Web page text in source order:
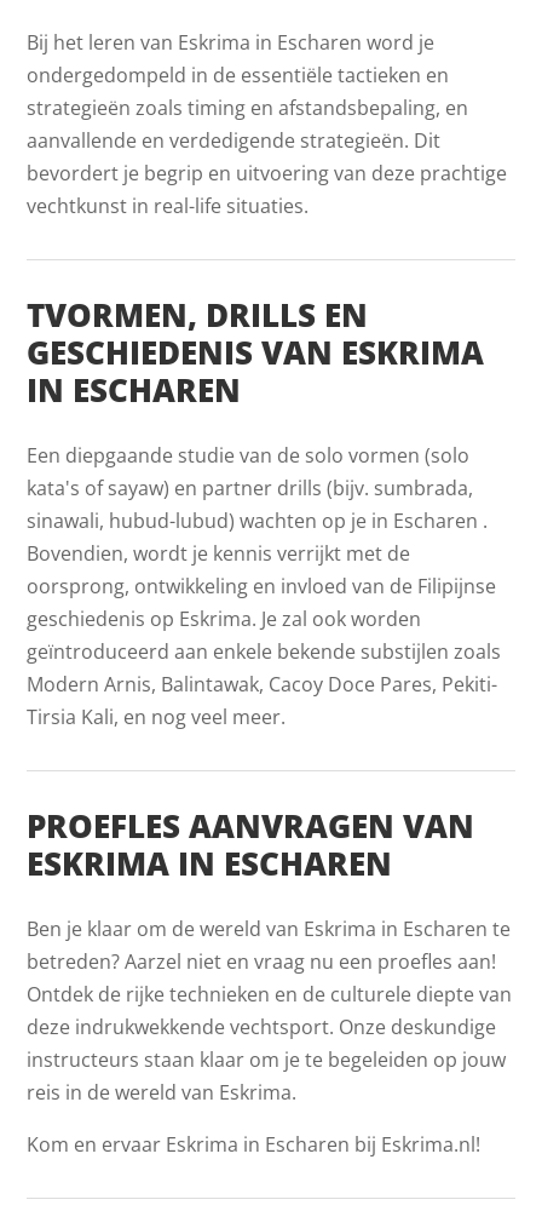
Bij het leren van Eskrima in Escharen word je
ondergedompeld in de essentiële tactieken en
strategieën zoals timing en afstandsbepaling, en
aanvallende en verdedigende strategieën. Dit
bevordert je begrip en uitvoering van deze prachtige
vechtkunst in real-life situaties.
TVORMEN, DRILLS EN
GESCHIEDENIS VAN ESKRIMA
IN ESCHAREN
Een diepgaande studie van de solo vormen (solo
kata's of sayaw) en partner drills (bijv. sumbrada,
sinawali, hubud-lubud) wachten op je in Escharen .
Bovendien, wordt je kennis verrijkt met de
oorsprong, ontwikkeling en invloed van de Filipijnse
geschiedenis op Eskrima. Je zal ook worden
geïntroduceerd aan enkele bekende substijlen zoals
Modern Arnis, Balintawak, Cacoy Doce Pares, Pekiti-
Tirsia Kali, en nog veel meer.
PROEFLES AANVRAGEN VAN
ESKRIMA IN ESCHAREN
Ben je klaar om de wereld van Eskrima in Escharen te
betreden? Aarzel niet en vraag nu een proefles aan!
Ontdek de rijke technieken en de culturele diepte van
deze indrukwekkende vechtsport. Onze deskundige
instructeurs staan klaar om je te begeleiden op jouw
reis in de wereld van Eskrima.
Kom en ervaar Eskrima in Escharen bij Eskrima.nl!